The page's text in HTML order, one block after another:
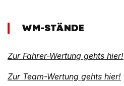
WM-STÄNDE
Zur Fahrer-Wertung gehts hier!
Zur Team-Wertung gehts hier!